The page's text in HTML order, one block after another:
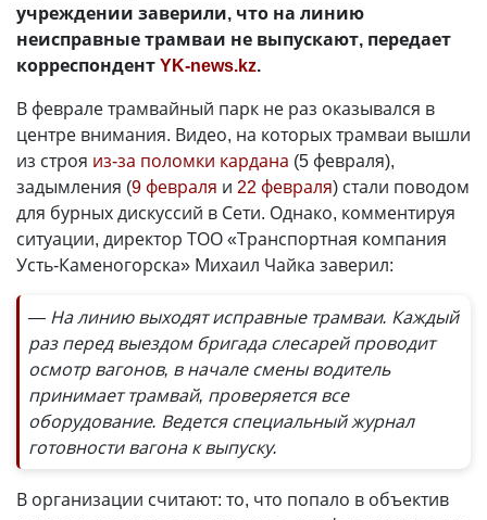
учреждении заверили, что на линию
неисправные трамваи не выпускают, передает
корреспондентYK-news.kz.
В феврале трамвайный парк не раз оказывался в
центре внимания. Видео, на которых трамваи вышли
из строя из-за поломки кардана (5 февраля),
задымления (9 февраля и 22 февраля) стали поводом
для бурных дискуссий в Сети. Однако, комментируя
ситуации, директор ТОО «Транспортная компания
Усть-Каменогорска» Михаил Чайка заверил:
— На линию выходят исправные трамваи. Каждый
раз перед выездом бригада слесарей проводит
осмотр вагонов, в начале смены водитель
принимает трамвай, проверяется все
оборудование. Ведется специальный журнал
готовности вагона к выпуску.
В организации считают: то, что попало в объектив